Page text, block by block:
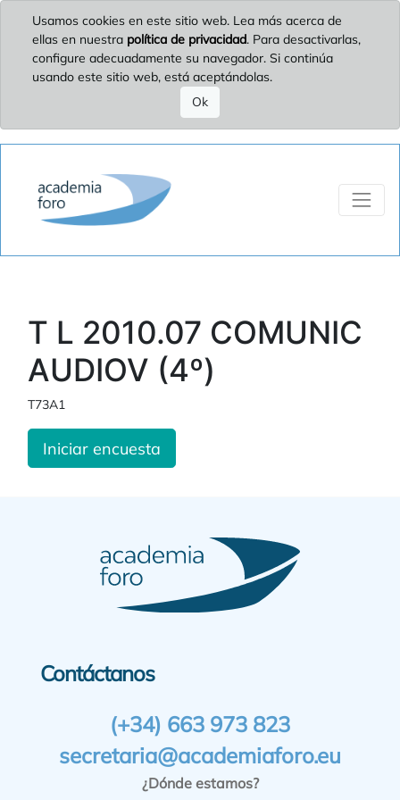
Usamos cookies en este sitio web. Lea más acerca de
ellas en nuestra política de privacidad. Para desactivarlas,
configure adecuadamente su navegador. Si continúa
usando este sitio web, está aceptándolas.
Ok
T L 2010.07 COMUNIC
AUDIOV (4º)
T73A1
Iniciar encuesta
Contáctanos
(+34) 663 973 823
secretaria@academiaforo.eu
¿Dónde estamos?